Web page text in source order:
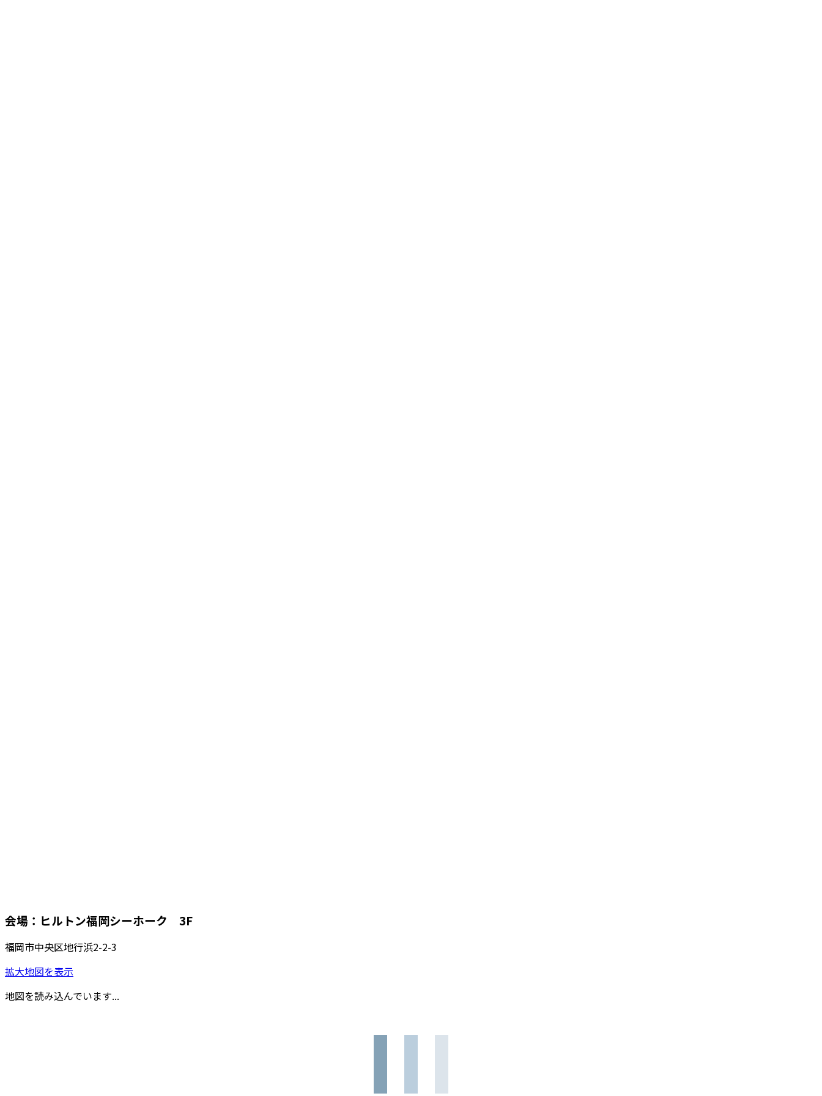
会場：ヒルトン福岡シーホーク 3F
福岡市中央区地行浜2-2-3
拡大地図を表示
地図を読み込んでいます...